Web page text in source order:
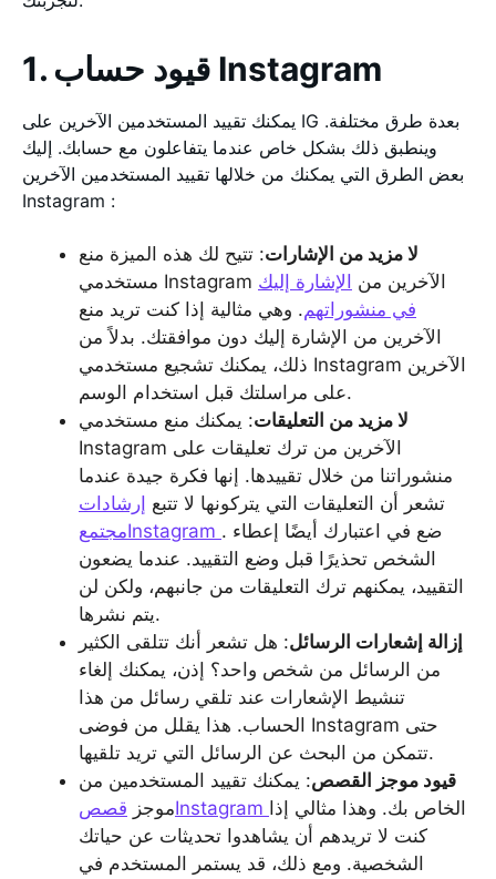
1. قيود حساب Instagram
يمكنك تقييد المستخدمين الآخرين على IG بعدة طرق مختلفة.
وينطبق ذلك بشكل خاص عندما يتفاعلون مع حسابك. إليك
بعض الطرق التي يمكنك من خلالها تقييد المستخدمين الآخرين
Instagram :
لا مزيد من الإشارات: تتيح لك هذه الميزة منع
مستخدمي Instagram الآخرين من
الإشارة إليك
في منشوراتهم. وهي مثالية إذا كنت تريد منع
الآخرين من الإشارة إليك دون موافقتك. بدلاً من
ذلك، يمكنك تشجيع مستخدمي Instagram الآخرين
على مراسلتك قبل استخدام الوسم.
لا مزيد من التعليقات: يمكنك منع مستخدمي
Instagram الآخرين من ترك تعليقات على
منشوراتنا من خلال تقييدها. إنها فكرة جيدة عندما
تشعر أن التعليقات التي يتركونها لا تتبع إرشادات
مجتمعInstagram . ضع في اعتبارك أيضًا إعطاء
الشخص تحذيرًا قبل وضع التقييد. عندما يضعون
التقييد، يمكنهم ترك التعليقات من جانبهم، ولكن لن
يتم نشرها.
إزالة إشعارات الرسائل: هل تشعر أنك تتلقى الكثير
من الرسائل من شخص واحد؟ إذن، يمكنك إلغاء
تنشيط الإشعارات عند تلقي رسائل من هذا
الحساب. هذا يقلل من فوضى Instagram حتى
تتمكن من البحث عن الرسائل التي تريد تلقيها.
قيود موجز القصص: يمكنك تقييد المستخدمين من
موجزقصصInstagram الخاص بك. وهذا مثالي إذا
كنت لا تريدهم أن يشاهدوا تحديثات عن حياتك
الشخصية. ومع ذلك، قد يستمر المستخدم في